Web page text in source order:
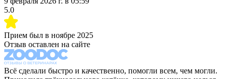
5.0
Прием был в ноябре 2025
Отзыв оставлен на сайте
Всё сделали быстро и качественно, помогли всем, чем могли.